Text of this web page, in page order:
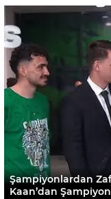
Şampiyonlardan
Kaan’dan